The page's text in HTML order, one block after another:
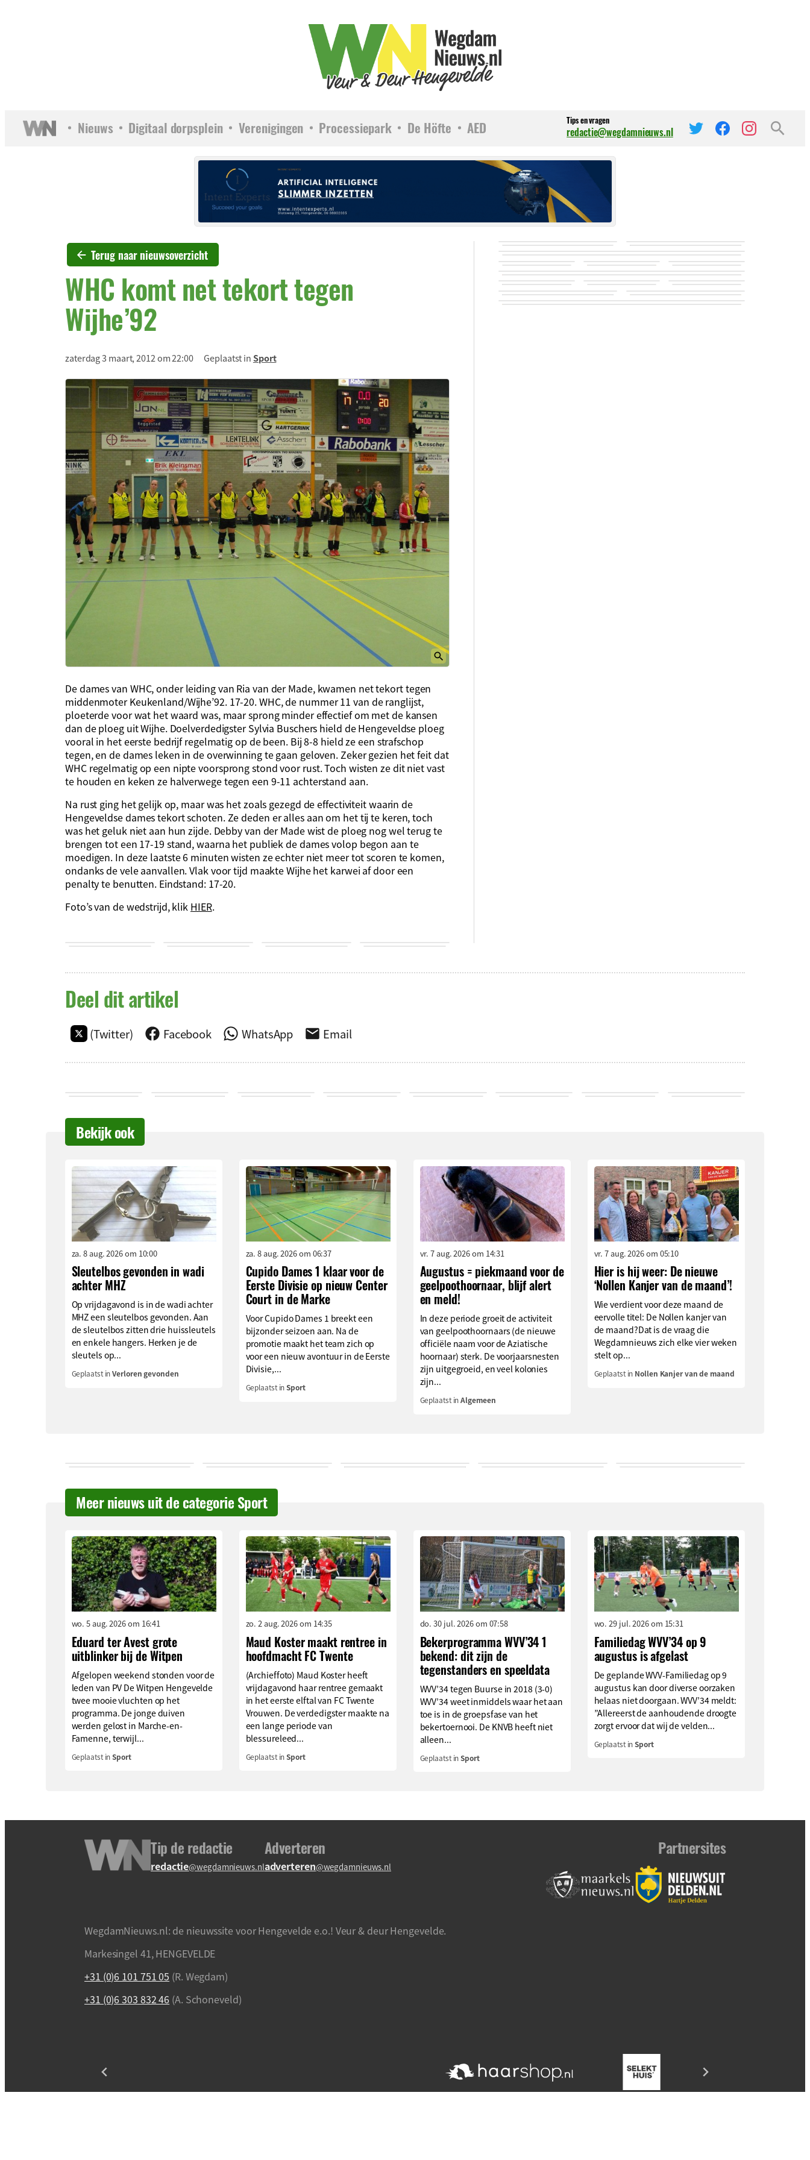
Nieuws Digitaal dorpsplein Verenigingen Processiepark De Höfte AED Tips en vragen
redactie@wegdamnieuws.nl
Terug naar nieuwsoverzicht
WHC komt net tekort tegen
Wijhe’92
zaterdag 3 maart, 2012 om 22:00 Geplaatst inSport
De dames van WHC, onder leiding van Ria van der Made, kwamen net tekort tegen
middenmoter Keukenland/Wijhe’92. 17-20. WHC, de nummer 11 van de ranglijst,
ploeterde voor wat het waard was, maar sprong minder effectief om met de kansen
dan de ploeg uit Wijhe. Doelverdedigster Sylvia Buschers hield de Hengeveldse ploeg
vooral in het eerste bedrijf regelmatig op de been. Bij 8-8 hield ze een strafschop
tegen, en de dames leken in de overwinning te gaan geloven. Zeker gezien het feit dat
WHC regelmatig op een nipte voorsprong stond voor rust. Toch wisten ze dit niet vast
te houden en keken ze halverwege tegen een 9-11 achterstand aan.
Na rust ging het gelijk op, maar was het zoals gezegd de effectiviteit waarin de
Hengeveldse dames tekort schoten. Ze deden er alles aan om het tij te keren, toch
was het geluk niet aan hun zijde. Debby van der Made wist de ploeg nog wel terug te
brengen tot een 17-19 stand, waarna het publiek de dames volop begon aan te
moedigen. In deze laatste 6 minuten wisten ze echter niet meer tot scoren te komen,
ondanks de vele aanvallen. Vlak voor tijd maakte Wijhe het karwei af door een
penalty te benutten. Eindstand: 17-20.
Foto’s van de wedstrijd, klik HIER.
Deel dit artikel
(Twitter) Facebook WhatsApp Email
Bekijk ook
za. 8 aug. 2026 om 10:00
Sleutelbos gevonden in wadi
achter MHZ
Op vrijdagavond is in de wadi achter
MHZ een sleutelbos gevonden. Aan
de sleutelbos zitten drie huissleutels
en enkele hangers. Herken je de
sleutels op...
Geplaatst inVerloren gevonden
za. 8 aug. 2026 om 06:37
Cupido Dames 1 klaar voor de
Eerste Divisie op nieuw Center
Court in de Marke
Voor Cupido Dames 1 breekt een
bijzonder seizoen aan. Na de
promotie maakt het team zich op
voor een nieuw avontuur in de Eerste
Divisie,...
Geplaatst inSport
vr. 7 aug. 2026 om 14:31
Augustus = piekmaand voor de
geelpoothoornaar, blijf alert
en meld!
In deze periode groeit de activiteit
van geelpoothoornaars (de nieuwe
officiële naam voor de Aziatische
hoornaar) sterk. De voorjaarsnesten
zijn uitgegroeid, en veel kolonies
zijn...
Geplaatst inAlgemeen
vr. 7 aug. 2026 om 05:10
Hier is hij weer: De nieuwe
‘Nollen Kanjer van de maand’!
Wie verdient voor deze maand de
eervolle titel: De Nollen kanjer van
de maand?Dat is de vraag die
Wegdamnieuws zich elke vier weken
stelt op...
Geplaatst in Nollen Kanjer van de maand
Meer nieuws uit de categorie Sport
wo. 5 aug. 2026 om 16:41
Eduard ter Avest grote
uitblinker bij de Witpen
Afgelopen weekend stonden voor de
leden van PV De Witpen Hengevelde
twee mooie vluchten op het
programma. De jonge duiven
werden gelost in Marche-en-
Famenne, terwijl...
Geplaatst inSport
zo. 2 aug. 2026 om 14:35
Maud Koster maakt rentree in
hoofdmacht FC Twente
(Archieffoto) Maud Koster heeft
vrijdagavond haar rentree gemaakt
in het eerste elftal van FC Twente
Vrouwen. De verdedigster maakte na
een lange periode van
blessureleed...
Geplaatst inSport
do. 30 jul. 2026 om 07:58
Bekerprogramma WVV’34 1
bekend: dit zijn de
tegenstanders en speeldata
WVV’34 tegen Buurse in 2018 (3-0)
WVV’34 weet inmiddels waar het aan
toe is in de groepsfase van het
bekertoernooi. De KNVB heeft niet
alleen...
Geplaatst inSport
wo. 29 jul. 2026 om 15:31
Familiedag WVV’34 op 9
augustus is afgelast
De geplande WVV-Familiedag op 9
augustus kan door diverse oorzaken
helaas niet doorgaan. WVV’34 meldt:
”Allereerst de aanhoudende droogte
zorgt ervoor dat wij de velden...
Geplaatst inSport
Tip de redactie
redactie@wegdamnieuws.nl
Adverteren
adverteren@wegdamnieuws.nl
Partnersites
WegdamNieuws.nl: de nieuwssite voor Hengevelde e.o.! Veur & deur Hengevelde.
Markesingel 41, HENGEVELDE
+31 (0)6 101 751 05 (R. Wegdam)
+31 (0)6 303 832 46 (A. Schoneveld)